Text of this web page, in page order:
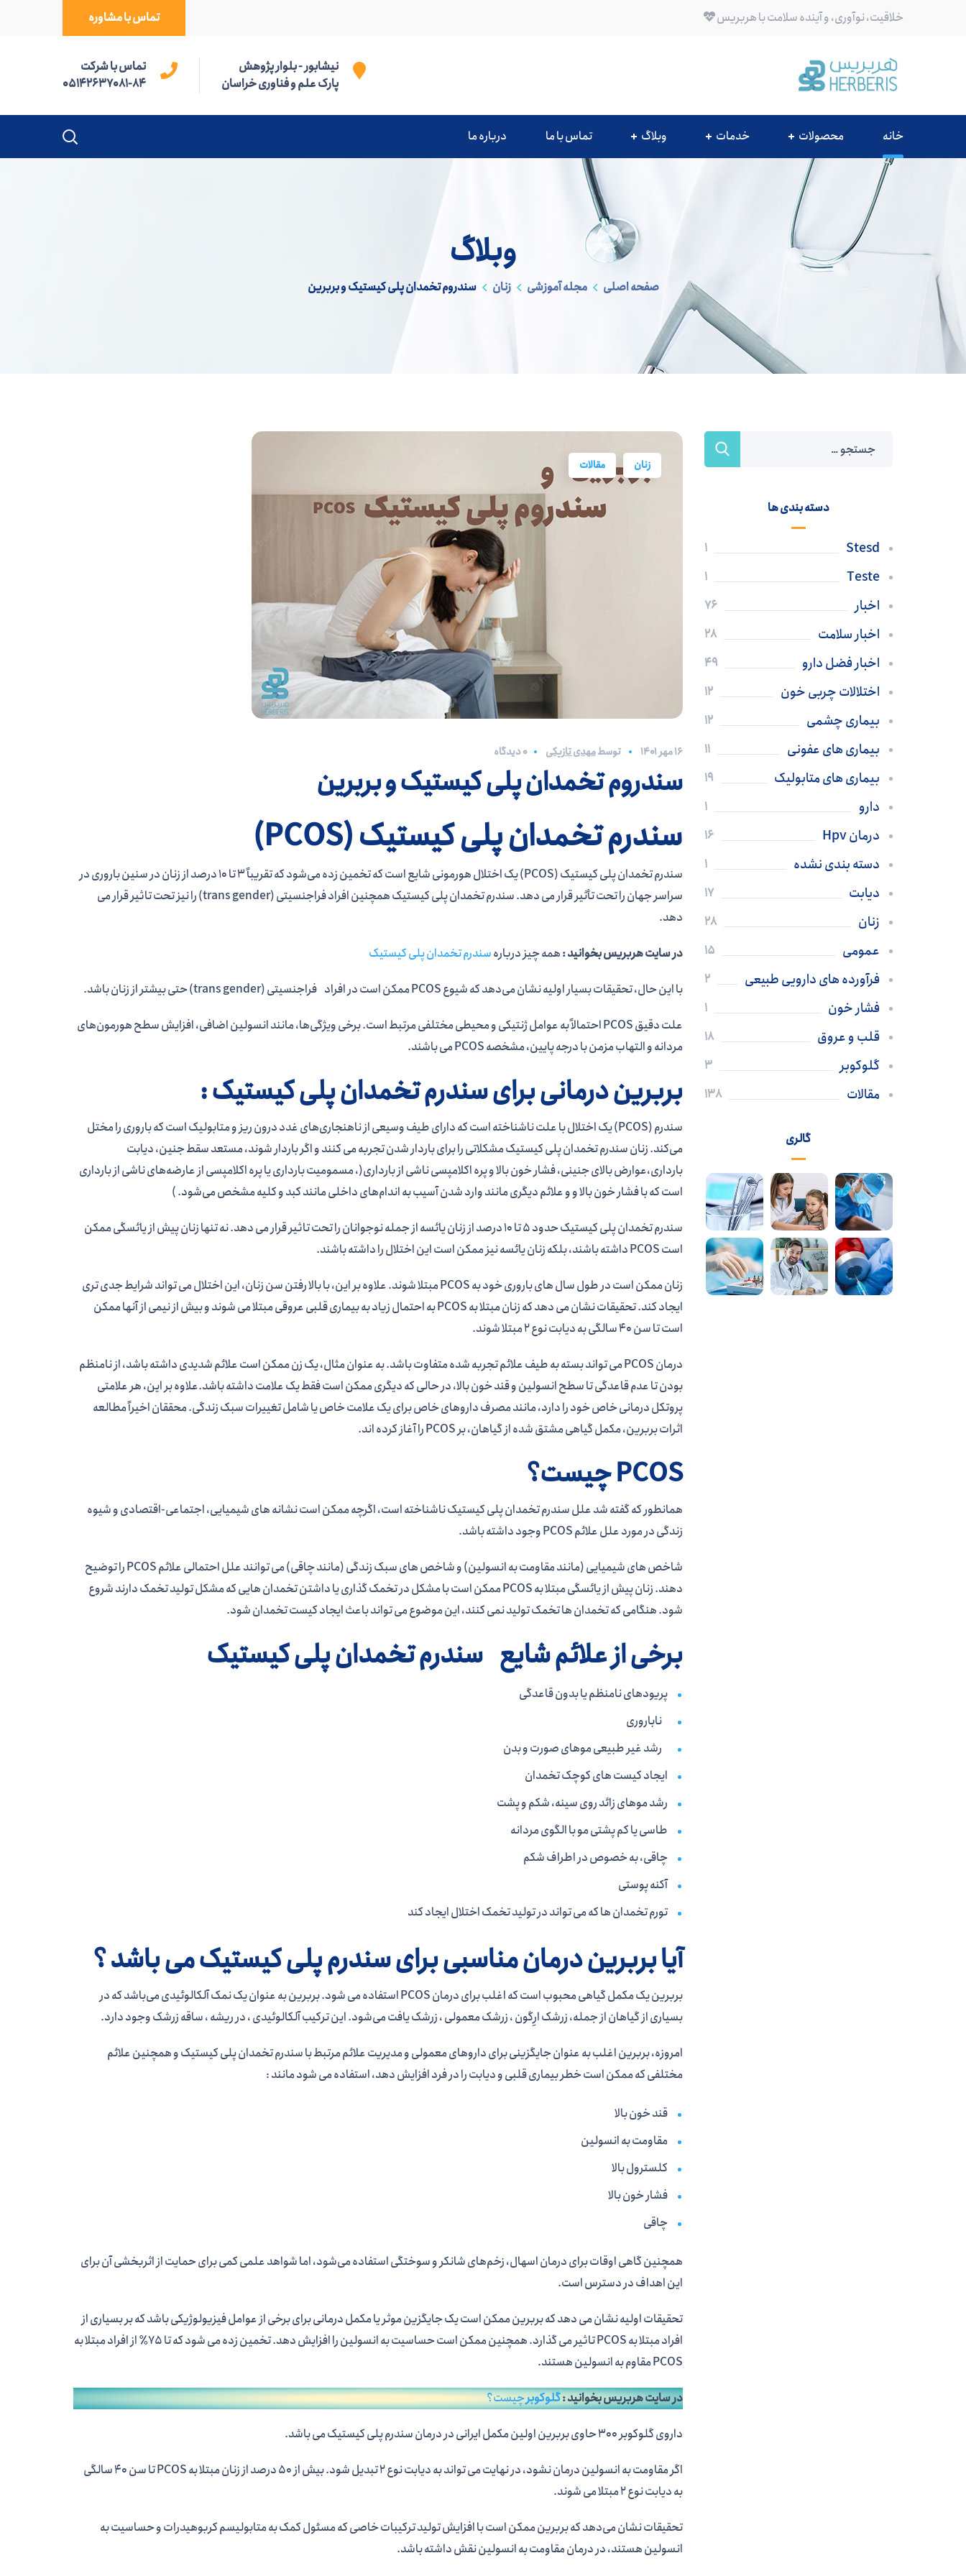
خلاقیت، نوآوری، و آینده سلامت با هربریس تماس با مشاوره
نیشابور - بلوار پژوهش
پارک علم و فناوری خراسان
تماس با شرکت
05142637081-84
خانه محصولات خدمات وبلاگ تماس با ما درباره ما
وبلاگ
صفحه اصلی مجله آموزشی زنان سندروم تخمدان پلی کیستیک و بربرین
زنان مقالات
۱۶ مهر ۱۴۰۱ توسطمهدی تازیکی 0 دیدگاه
سندروم تخمدان پلی کیستیک و بربرین
سندرم تخمدان پلی کیستیک (PCOS)
سندرم تخمدان پلی کیستیک (PCOS) یک اختلال هورمونی شایع است که تخمین زده می‌شود که تقریباً 3 تا 10 درصد از زنان در سنین باروری در
سراسر جهان را تحت تأثیر قرار می دهد. سندرم تخمدان پلی کیستیک همچنین افراد فراجنسیتی (trans gender) را نیز تحت تاثیر قرار می
دهد.
در سایت هربریس بخوانید :همه چیز دربارهسندرم تخمدان پلی کیستیک
با این حال، تحقیقات بسیار اولیه نشان می‌دهد که شیوع PCOS ممکن است در افراد فراجنسیتی (trans gender) حتی بیشتر از زنان باشد.
علت دقیق PCOS احتمالاً به عوامل ژنتیکی و محیطی مختلفی مرتبط است. برخی ویژگی‌ها، مانند انسولین اضافی، افزایش سطح هورمون‌های
مردانه و التهاب مزمن با درجه پایین، مشخصه PCOS می باشند.
بربرین درمانی برای سندرم تخمدان پلی کیستیک :
سندرم (PCOS) یک اختلال با علت ناشناخته است که دارای طیف وسیعی از ناهنجاری‌های غدد درون ریز و متابولیک است که باروری را مختل
می‌کند. زنان سندرم تخمدان پلی کیستیک مشکلاتی را برای باردار شدن تجربه می کنند و اگر باردار شوند، مستعد سقط جنین، دیابت
بارداری،عوارض بالای جنینی، فشار خون بالا و پره اکلامپسی ناشی از بارداری(، مسمومیت بارداری یا پره اکلامپسی از عارضه‌های ناشی از بارداری
است که با فشار خون بالا و و علائم دیگری مانند وارد شدن آسیب به اندام‌های داخلی مانند کبد و کلیه مشخص می‌شود. )
سندرم تخمدان پلی کیستیک حدود 5 تا 10 درصد از زنان یائسه از جمله نوجوانان را تحت تاثیر قرار می دهد. نه تنها زنان پیش از یائسگی ممکن
است PCOS داشته باشند، بلکه زنان یائسه نیز ممکن است این اختلال را داشته باشند.
زنان ممکن است در طول سال های باروری خود به PCOS مبتلا شوند. علاوه بر این، با بالا رفتن سن زنان، این اختلال می تواند شرایط جدی تری
ایجاد کند. تحقیقات نشان می دهد که زنان مبتلا به PCOS به احتمال زیاد به بیماری قلبی عروقی مبتلا می شوند و بیش از نیمی از آنها ممکن
است تا سن 40 سالگی به دیابت نوع 2 مبتلا شوند.
درمان PCOS می تواند بسته به طیف علائم تجربه شده متفاوت باشد. به عنوان مثال، یک زن ممکن است علائم شدیدی داشته باشد، از نامنظم
بودن تا عدم قاعدگی تا سطح انسولین و قند خون بالا، در حالی که دیگری ممکن است فقط یک علامت داشته باشد.علاوه بر این، هر علامتی
پروتکل درمانی خاص خود را دارد، مانند مصرف داروهای خاص برای یک علامت خاص یا شامل تغییرات سبک زندگی. محققان اخیراً مطالعه
اثرات بربرین، مکمل گیاهی مشتق شده از گیاهان، بر PCOS را آغاز کرده اند.
PCOS چیست؟
همانطور که گفته شد علل سندرم تخمدان پلی کیستیک ناشناخته است، اگرچه ممکن است نشانه های شیمیایی، اجتماعی-اقتصادی و شیوه
زندگی در مورد علل علائم PCOS وجود داشته باشد.
شاخص های شیمیایی (مانند مقاومت به انسولین) و شاخص های سبک زندگی (مانند چاقی) می توانند علل احتمالی علائم PCOS را توضیح
دهند. زنان پیش از یائسگی مبتلا به PCOS ممکن است با مشکل در تخمک گذاری یا داشتن تخمدان هایی که مشکل تولید تخمک دارند شروع
شود. هنگامی که تخمدان ها تخمک تولید نمی کنند، این موضوع می تواند باعث ایجاد کیست تخمدان شود.
برخی از علائم شایع سندرم تخمدان پلی کیستیک
پریودهای نامنظم یا بدون قاعدگی
ناباروری
رشد غیر طبیعی موهای صورت و بدن
ایجاد کیست های کوچک تخمدان
رشد موهای زائد روی سینه، شکم و پشت
طاسی یا کم پشتی مو با الگوی مردانه
چاقی، به خصوص در اطراف شکم
آکنه پوستی
تورم تخمدان ها که می تواند در تولید تخمک اختلال ایجاد کند
آیا بربرین درمان مناسبی برای سندرم پلی کیستیک می باشد ؟
بربرین یک مکمل گیاهی محبوب است که اغلب برای درمان PCOS استفاده می شود. بربرین به عنوان یک نمک آلکالوئیدی می‌باشد که در
بسیاری از گیاهان از جمله، زرشک ارِگون ، زرشک معمولی ، زرشک یافت می‌شود. این ترکیب آلکالوئیدی ، در ریشه ، ساقه زرشک وجود دارد.
امروزه، بربرین اغلب به عنوان جایگزینی برای داروهای معمولی و مدیریت علائم مرتبط با سندرم تخمدان پلی کیستیک و همچنین علائم
مختلفی که ممکن است خطر بیماری قلبی و دیابت را در فرد افزایش دهد، استفاده می شود مانند :
قند خون بالا
مقاومت به انسولین
کلسترول بالا
فشار خون بالا
چاقی
همچنین گاهی اوقات برای درمان اسهال، زخم‌های شانکر و سوختگی استفاده می‌شود، اما شواهد علمی کمی برای حمایت از اثربخشی آن برای
این اهداف در دسترس است.
تحقیقات اولیه نشان می دهد که بربرین ممکن است یک جایگزین موثر یا مکمل درمانی برای برخی از عوامل فیزیولوژیکی باشد که بر بسیاری از
افراد مبتلا به PCOS تاثیر می گذارد. همچنین ممکن است حساسیت به انسولین را افزایش دهد. تخمین زده می شود که تا 75٪ از افراد مبتلا به
PCOS مقاوم به انسولین هستند.
در سایت هربریس بخوانید :گلوکوبرچیست؟
داروی گلوکوبر 300 حاوی بربرین اولین مکمل ایرانی در درمان سندرم پلی کیستیک می باشد.
اگر مقاومت به انسولین درمان نشود، در نهایت می تواند به دیابت نوع 2 تبدیل شود. بیش از 50 درصد از زنان مبتلا به PCOS تا سن 40 سالگی
به دیابت نوع 2 مبتلا می شوند.
تحقیقات نشان می‌دهد که بربرین ممکن است با افزایش تولید ترکیبات خاصی که مسئول کمک به متابولیسم کربوهیدرات و حساسیت به
انسولین هستند، در درمان مقاومت به انسولین نقش داشته باشد.
دسته بندی ها
Stesd
1
Teste
1
اخبار 76
اخبار سلامت 28
اخبار فضل دارو 49
اختلالات چربی خون 12
بیماری چشمی 12
بیماری های عفونی 11
بیماری های متابولیک 19
دارو 1
درمان Hpv 16
دسته بندی نشده 1
دیابت 17
زنان 28
عمومی 15
فرآورده های دارویی طبیعی 2
فشار خون 1
قلب و عروق 18
گلوکوبر 3
مقالات 138
گالری